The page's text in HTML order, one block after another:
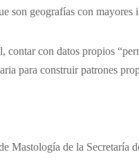
son geografías con
contar con datos propios
para construir patrones
Mastología de la Secretaría